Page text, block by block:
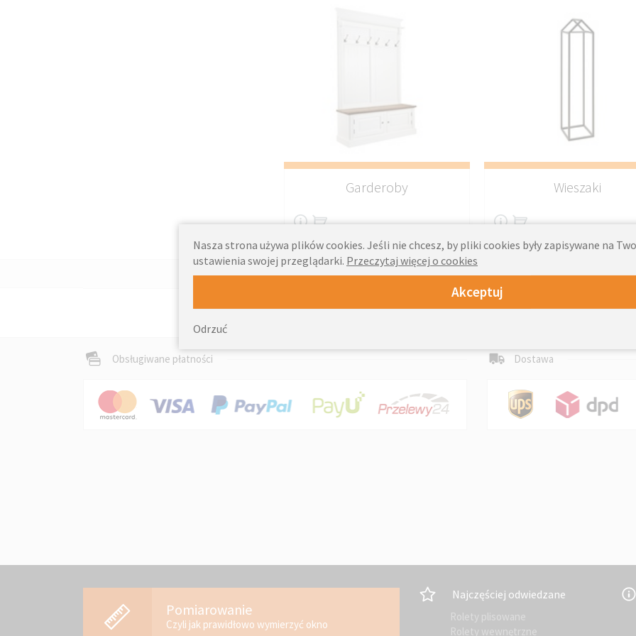
Garderoby Wieszaki
Obsługiwane płatności Dostawa
Pomiarowanie
Czyli jak prawidłowo wymierzyć okno
Najczęściej odwiedzane
Rolety plisowane
Rolety wewnętrzne
Nasza strona używa plików cookies. Jeśli nie chcesz, by pliki cookies były zapisywane na
ustawienia swojej przeglądarki. Przeczytaj więcej o cookies
Akceptuj
Odrzuć